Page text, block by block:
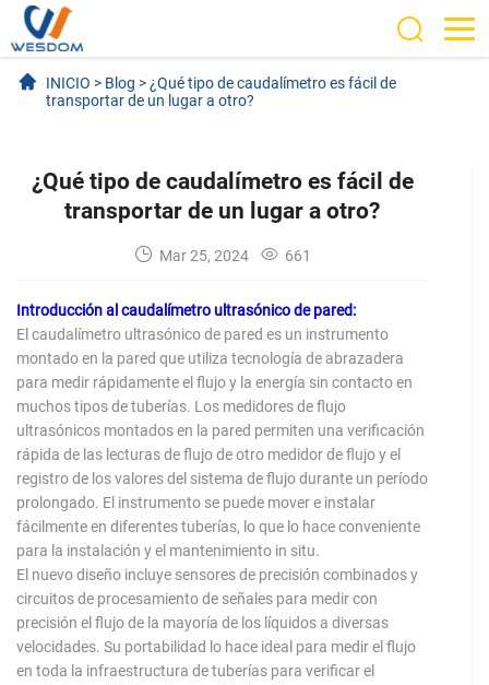
INICIO > Blog > ¿Qué tipo de caudalímetro es fácil de
transportar de un lugar a otro?
¿Qué tipo de caudalímetro es fácil de
transportar de un lugar a otro?
Mar 25, 2024 661
Introducción al caudalímetro ultrasónico de pared:
El caudalímetro ultrasónico de pared es un instrumento
montado en la pared que utiliza tecnología de abrazadera
para medir rápidamente el flujo y la energía sin contacto en
muchos tipos de tuberías. Los medidores de flujo
ultrasónicos montados en la pared permiten una verificación
rápida de las lecturas de flujo de otro medidor de flujo y el
registro de los valores del sistema de flujo durante un período
prolongado. El instrumento se puede mover e instalar
fácilmente en diferentes tuberías, lo que lo hace conveniente
para la instalación y el mantenimiento in situ.
El nuevo diseño incluye sensores de precisión combinados y
circuitos de procesamiento de señales para medir con
precisión el flujo de la mayoría de los líquidos a diversas
velocidades. Su portabilidad lo hace ideal para medir el flujo
en toda la infraestructura de tuberías para verificar el